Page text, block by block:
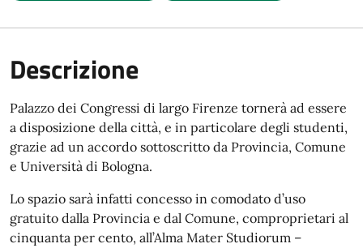
Descrizione
Palazzo dei Congressi di largo Firenze tornerà ad essere
a disposizione della città, e in particolare degli studenti,
grazie ad un accordo sottoscritto da Provincia, Comune
e Università di Bologna.
Lo spazio sarà infatti concesso in comodato d’uso
gratuito dalla Provincia e dal Comune, comproprietari al
cinquanta per cento, all’Alma Mater Studiorum –